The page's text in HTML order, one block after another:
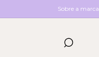
Sobre a marca